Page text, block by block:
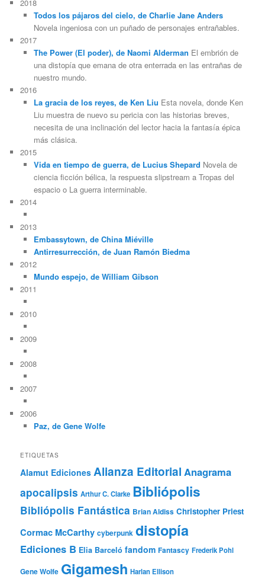
2018
Todos los pájaros del cielo, de Charlie Jane Anders
Novela ingeniosa con un puñado de personajes entrañables.
2017
The Power (El poder), de Naomi Alderman El embrión de
una distopía que emana de otra enterrada en las entrañas de
nuestro mundo.
2016
La gracia de los reyes, de Ken Liu Esta novela, donde Ken
Liu muestra de nuevo su pericia con las historias breves,
necesita de una inclinación del lector hacia la fantasía épica
más clásica.
2015
Vida en tiempo de guerra, de Lucius Shepard Novela de
ciencia ficción bélica, la respuesta slipstream a Tropas del
espacio o La guerra interminable.
2014
2013
Embassytown, de China Miéville
Antirresurrección, de Juan Ramón Biedma
2012
Mundo espejo, de William Gibson
2011
2010
2009
2008
2007
2006
Paz, de Gene Wolfe
ETIQUETAS
Alamut Ediciones Alianza Editorial Anagrama
apocalipsis Arthur C. Clarke Bibliópolis
Bibliópolis Fantástica Brian Aldiss Christopher Priest
Cormac McCarthy cyberpunk distopía
Ediciones B Elia Barceló fandom Fantascy Frederik Pohl
Gene Wolfe Gigamesh Harlan Ellison